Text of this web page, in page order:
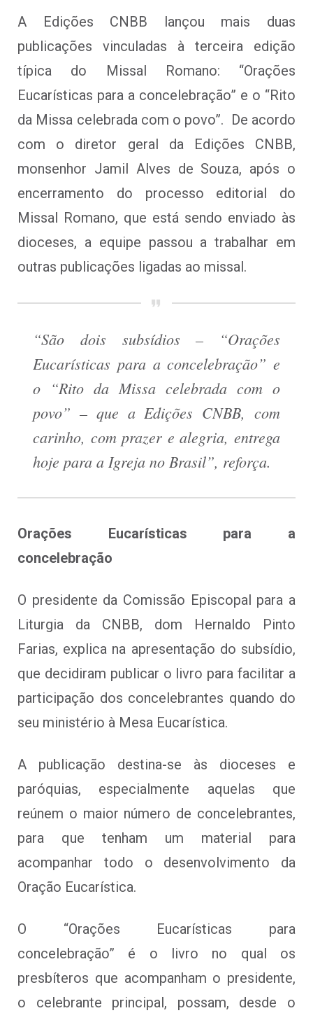
A Edições CNBB lançou mais duas
publicações vinculadas à terceira edição
típica do Missal Romano: “Orações
Eucarísticas para a concelebração” e o “Rito
da Missa celebrada com o povo”. De acordo
com o diretor geral da Edições CNBB,
monsenhor Jamil Alves de Souza, após o
encerramento do processo editorial do
Missal Romano, que está sendo enviado às
dioceses, a equipe passou a trabalhar em
outras publicações ligadas ao missal.
“São dois subsídios – “Orações
Eucarísticas para a concelebração” e
o “Rito da Missa celebrada com o
povo” – que a Edições CNBB, com
carinho, com prazer e alegria, entrega
hoje para a Igreja no Brasil”, reforça.
Orações Eucarísticas para a
concelebração
O presidente da Comissão Episcopal para a
Liturgia da CNBB, dom Hernaldo Pinto
Farias, explica na apresentação do subsídio,
que decidiram publicar o livro para facilitar a
participação dos concelebrantes quando do
seu ministério à Mesa Eucarística.
A publicação destina-se às dioceses e
paróquias, especialmente aquelas que
reúnem o maior número de concelebrantes,
para que tenham um material para
acompanhar todo o desenvolvimento da
Oração Eucarística.
O “Orações Eucarísticas para
concelebração” é o livro no qual os
presbíteros que acompanham o presidente,
o celebrante principal, possam, desde o